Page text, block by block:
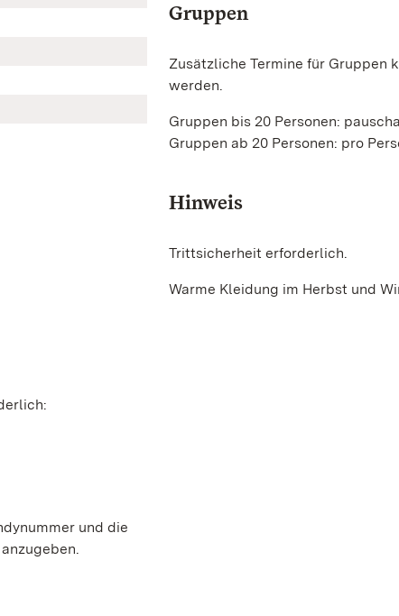
und die
Gruppen
Zusätzliche Termine für Gruppen
werden.
Gruppen bis 20 Personen:
Gruppen ab 20 Personen: pro
Hinweis
Trittsicherheit erforderlich.
Warme Kleidung im Herbst und